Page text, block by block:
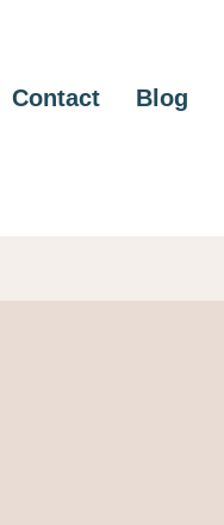
Blog
Contact